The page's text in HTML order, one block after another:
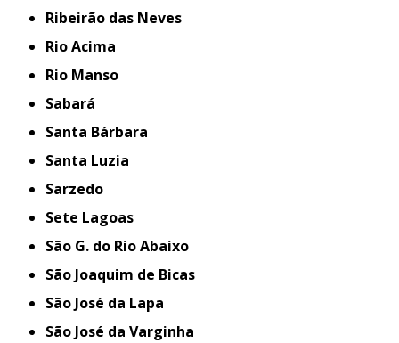
Ribeirão das Neves
Rio Acima
Rio Manso
Sabará
Santa Bárbara
Santa Luzia
Sarzedo
Sete Lagoas
São G. do Rio Abaixo
São Joaquim de Bicas
São José da Lapa
São José da Varginha